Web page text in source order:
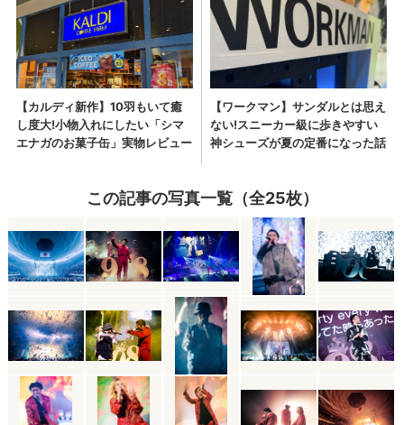
この記事の写真一覧（全25枚）